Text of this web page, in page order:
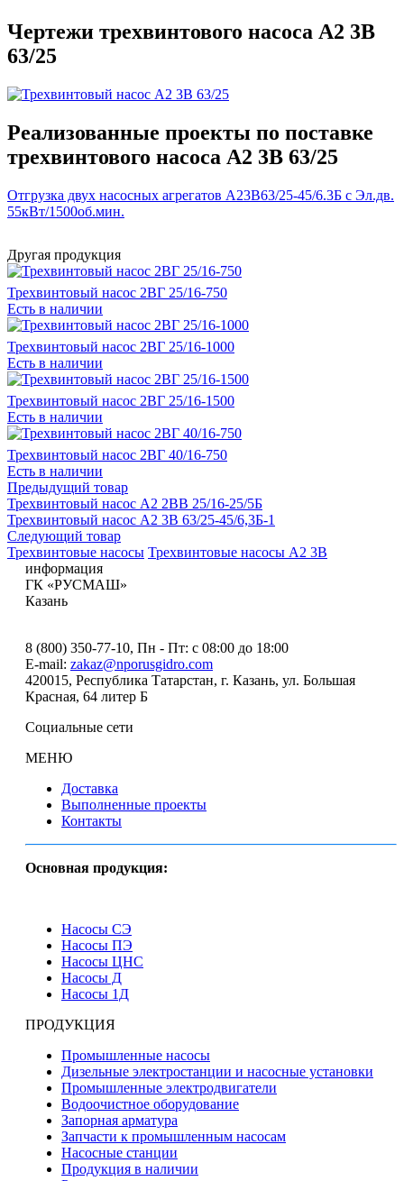
Чертежи трехвинтового насоса А2 3В
63/25
Реализованные проекты по поставке
трехвинтового насоса А2 3В 63/25
Отгрузка двух насосных агрегатов А23В63/25-45/6.3Б с Эл.дв.
55кВт/1500об.мин.
Другая продукция
Трехвинтовый насос 2ВГ 25/16-750
Есть в наличии
Трехвинтовый насос 2ВГ 25/16-1000
Есть в наличии
Трехвинтовый насос 2ВГ 25/16-1500
Есть в наличии
Трехвинтовый насос 2ВГ 40/16-750
Есть в наличии
Предыдущий товар
Трехвинтовый насос А2 2ВВ 25/16-25/5Б
Трехвинтовый насос А2 3В 63/25-45/6,3Б-1
Следующий товар
Трехвинтовые насосы Трехвинтовые насосы А2 3В
информация
ГК «РУСМАШ»
Казань
8 (800) 350-77-10, Пн - Пт: с 08:00 до 18:00
E-mail: zakaz@nporusgidro.com
420015, Республика Татарстан, г. Казань, ул. Большая
Красная, 64 литер Б
Социальные сети
МЕНЮ
Доставка
Выполненные проекты
Контакты
Основная продукция:
Насосы СЭ
Насосы ПЭ
Насосы ЦНС
Насосы Д
Насосы 1Д
ПРОДУКЦИЯ
Промышленные насосы
Дизельные электростанции и насосные установки
Промышленные электродвигатели
Водоочистное оборудование
Запорная арматура
Запчасти к промышленным насосам
Насосные станции
Продукция в наличии